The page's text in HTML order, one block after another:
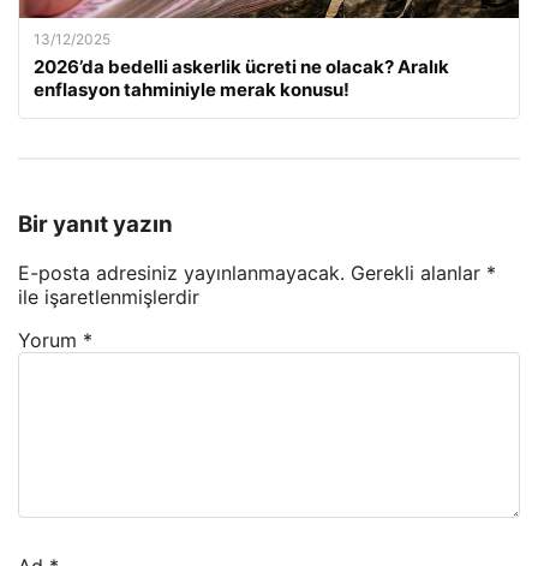
13/12/2025
2026’da bedelli askerlik ücreti ne olacak? Aralık
enflasyon tahminiyle merak konusu!
Bir yanıt yazın
E-posta adresiniz yayınlanmayacak. Gerekli alanlar *
ile işaretlenmişlerdir
Yorum *